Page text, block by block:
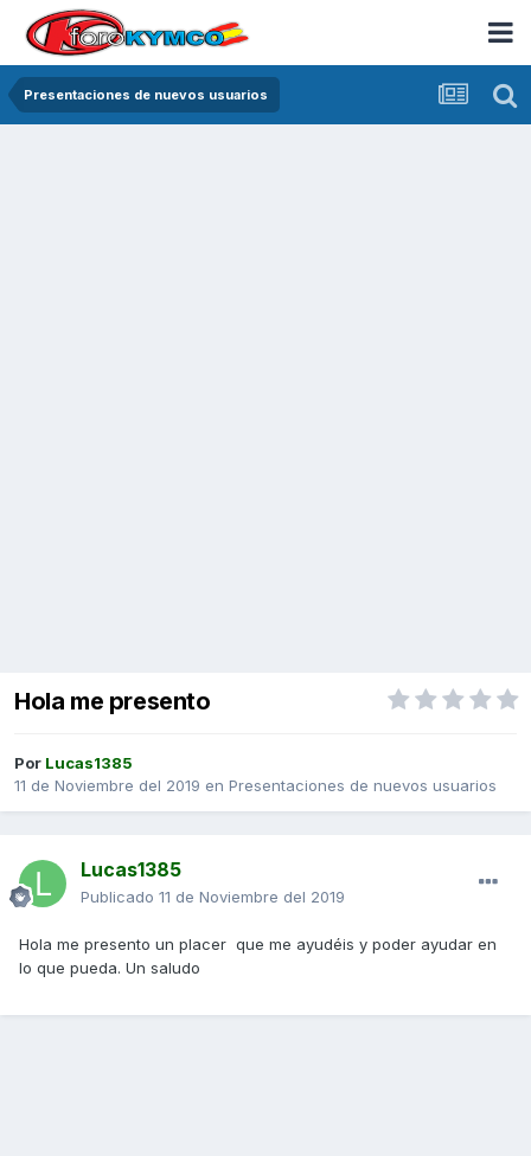
Presentaciones de nuevos usuarios
Hola me presento
Por Lucas1385
11 de Noviembre del 2019 en Presentaciones de nuevos usuarios
Lucas1385
Publicado 11 de Noviembre del 2019
Hola me presento un placer que me ayudéis y poder ayudar en
lo que pueda. Un saludo